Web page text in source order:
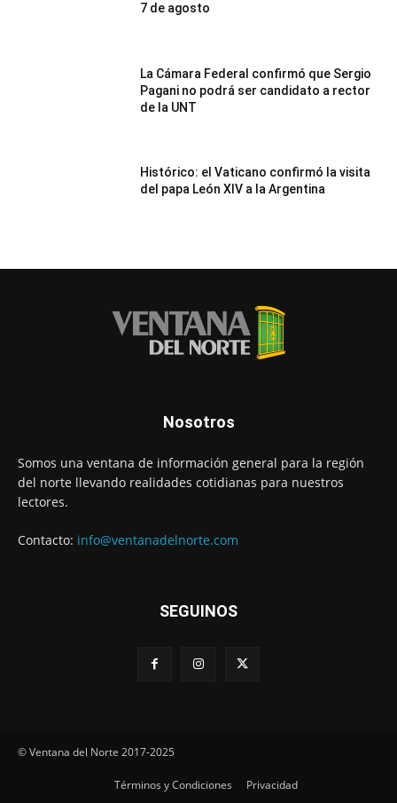
7 de agosto
La Cámara Federal confirmó que Sergio
Pagani no podrá ser candidato a rector
de la UNT
Histórico: el Vaticano confirmó la visita
del papa León XIV a la Argentina
Nosotros
Somos una ventana de información general para la región
del norte llevando realidades cotidianas para nuestros
lectores.
Contacto: info@ventanadelnorte.com
SEGUINOS
© Ventana del Norte 2017-2025
Términos y Condiciones Privacidad